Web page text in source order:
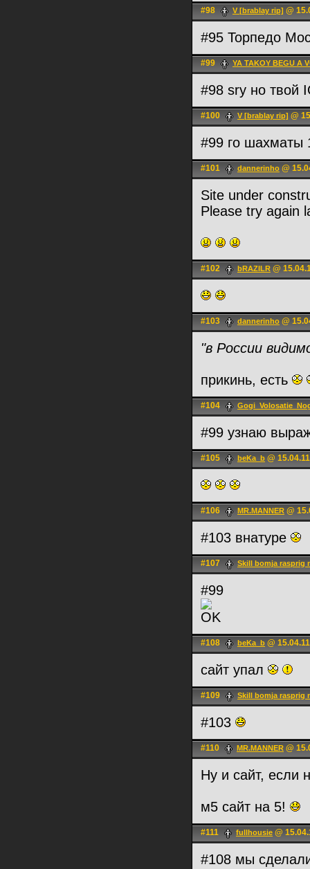
#98 V [brablay rip] @
#95 Торпедо
#99 YA TAKOY BEGU A
#98 sry но твой
#100 V [brablay rip] @
#99 го шахматы
#101 dannerinho @
Site under
Please try again
#102 bRAZILR @
#103 dannerinho @
"в России
прикинь, есть
#104
#99 узнаю
#105 beKa_b @
#106 MR.MANNER @
#103 внатуре
#107 Skill bomja rasprig
#99
OK
#108 beKa_b @
сайт упал
#109 Skill bomja rasprig
#103
#110 MR.MANNER @
Ну и сайт, если
м5 сайт на 5!
#111 fullhousie @
#108 мы